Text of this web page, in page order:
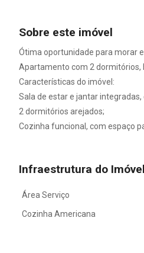
Sobre este imóvel
Ótima oportunidade para morar
Apartamento com 2 dormitórios,
Características do imóvel:
Sala de estar e jantar
2 dormitórios arejados;
Cozinha funcional, com espaço
Infraestrutura do Imóvel
Área Serviço
Cozinha Americana